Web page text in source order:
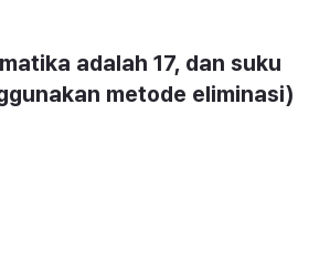
adalah 17, dan suku
metode eliminasi)